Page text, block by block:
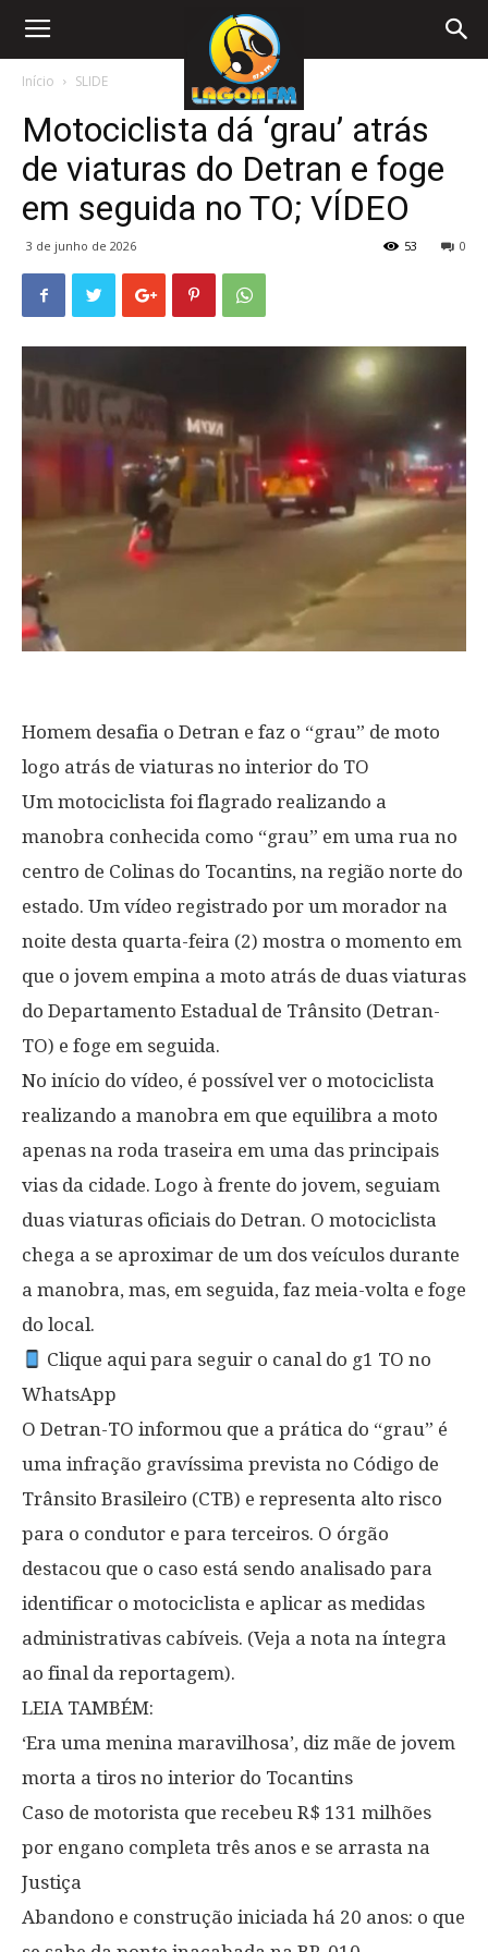
Início SLIDE
Motociclista dá ‘grau’ atrás
de viaturas do Detran e foge
em seguida no TO; VÍDEO
3 de junho de 2026 0
53
Homem desafia o Detran e faz o “grau” de moto
logo atrás de viaturas no interior do TO
Um motociclista foi flagrado realizando a
manobra conhecida como “grau” em uma rua no
centro de Colinas do Tocantins, na região norte do
estado. Um vídeo registrado por um morador na
noite desta quarta-feira (2) mostra o momento em
que o jovem empina a moto atrás de duas viaturas
do Departamento Estadual de Trânsito (Detran-
TO) e foge em seguida.
No início do vídeo, é possível ver o motociclista
realizando a manobra em que equilibra a moto
apenas na roda traseira em uma das principais
vias da cidade. Logo à frente do jovem, seguiam
duas viaturas oficiais do Detran. O motociclista
chega a se aproximar de um dos veículos durante
a manobra, mas, em seguida, faz meia-volta e foge
do local.
Clique aqui para seguir o canal do g1 TO no
WhatsApp
O Detran-TO informou que a prática do “grau” é
uma infração gravíssima prevista no Código de
Trânsito Brasileiro (CTB) e representa alto risco
para o condutor e para terceiros. O órgão
destacou que o caso está sendo analisado para
identificar o motociclista e aplicar as medidas
administrativas cabíveis. (Veja a nota na íntegra
ao final da reportagem).
LEIA TAMBÉM:
‘Era uma menina maravilhosa’, diz mãe de jovem
morta a tiros no interior do Tocantins
Caso de motorista que recebeu R$ 131 milhões
por engano completa três anos e se arrasta na
Justiça
Abandono e construção iniciada há 20 anos: o que